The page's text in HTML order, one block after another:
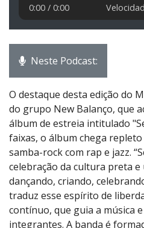
0:00 / 0:00
Neste Podcast:
O destaque desta edição do
do grupo New Balanço, que
álbum de estreia intitulado
faixas, o álbum chega
samba-rock com rap e jazz.
celebração da cultura preta
dançando, criando,
traduz esse espírito de
contínuo, que guia a música
integrantes. A banda é